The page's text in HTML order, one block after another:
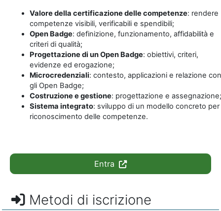
Valore della certificazione delle competenze: rendere
competenze visibili, verificabili e spendibili;
Open Badge: definizione, funzionamento, affidabilità e
criteri di qualità;
Progettazione di un Open Badge: obiettivi, criteri,
evidenze ed erogazione;
Microcredenziali: contesto, applicazioni e relazione con
gli Open Badge;
Costruzione e gestione: progettazione e assegnazione;
Sistema integrato: sviluppo di un modello concreto per
riconoscimento delle competenze.
Entra
Metodi di iscrizione